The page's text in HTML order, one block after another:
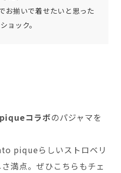
お揃いで着せたいと思った
ョック。
コラボのパジャマを
piqueらしいストロベリ
満点。ぜひこちらもチェ